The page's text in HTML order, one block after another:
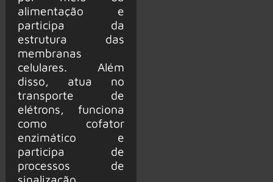
alimentação e
participa da
estrutura das
membranas
celulares. Além
disso, atua no
transporte de
elétrons, funciona
como cofator
enzimático e
participa de
processos de
sinalização